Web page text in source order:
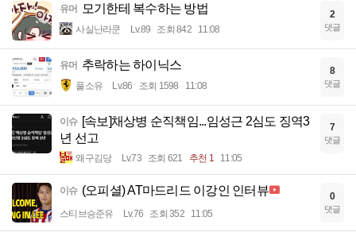
유머 모기한테 복수하는 방법
사실난라쿤 Lv.89 조회 842 11:08
2
댓글
유머 추락하는 하이닉스
풀소유 Lv.86 조회 1598 11:08
8
댓글
이슈 [속보]채상병 순직책임...임성근 2심도 징역3
년 선고
왜구김당 Lv.73 조회 621 추천 1 11:05
7
댓글
이슈 (오피셜) AT마드리드 이강인 인터뷰
스티브승준유 Lv.76 조회 352 11:05
0
댓글